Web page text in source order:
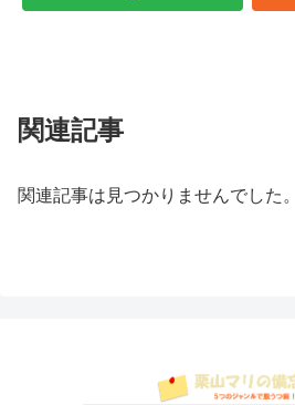
関連記事
関連記事は見つかりませんでした。